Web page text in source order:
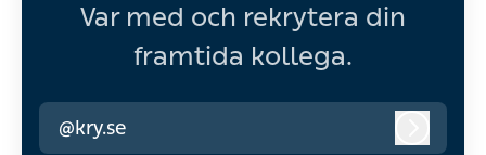
Var med och rekrytera din
framtida kollega.
@kry.se